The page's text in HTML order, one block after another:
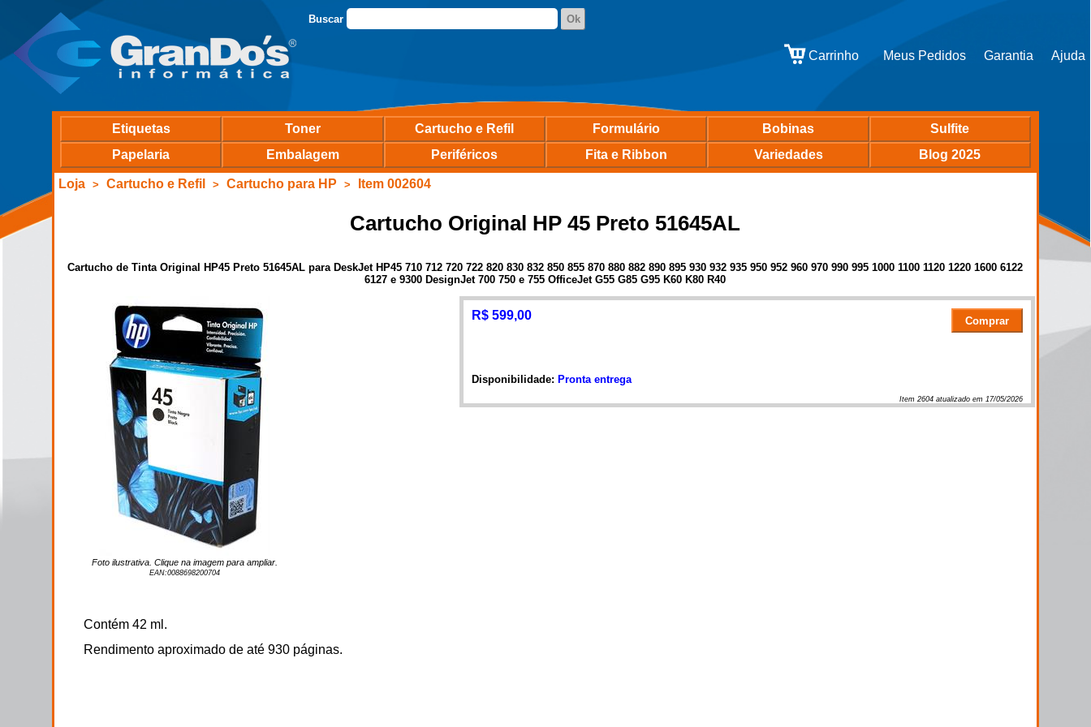
Buscar
Etiquetas Toner Cartucho e Refil Formulário Bobinas
Sulfite
Papelaria
Embalagem Periféricos Fita e Ribbon Variedades Blog 2025
Loja > Cartucho e Refil > Cartucho para HP > Item 002604
Cartucho Original HP 45 Preto 51645AL
Cartucho de Tinta Original HP45 Preto 51645AL para DeskJet HP45 710 712 720 722 820 830 832 850 855 870 880 882 890 895 930 932 935 950 952 960 970 990 995 1000 1100 1120 1220 1600 6122
6127 e 9300 DesignJet 700 750 e 755 OfficeJet G55 G85 G95 K60 K80 R40
Foto ilustrativa. Clique na imagem para ampliar.
EAN:0088698200704
R$ 599,00
Disponibilidade: Pronta entrega
Item2604 atualizado em17/05/2026
Contém 42 ml.
Rendimento aproximado de até 930 páginas.